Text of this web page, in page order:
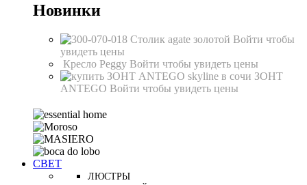
Новинки
Столик agate золотой Войти чтобы
увидеть цены
Кресло Peggy Войти чтобы увидеть цены
ЗОНТ
ANTEGO Войти чтобы увидеть цены
СВЕТ
ЛЮСТРЫ